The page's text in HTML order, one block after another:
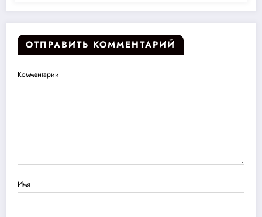
ОТПРАВИТЬ КОММЕНТАРИЙ
Комментарии
Имя